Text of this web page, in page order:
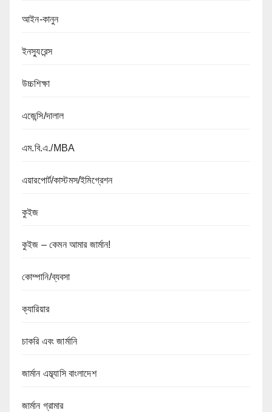
আইন-কানুন
ইনস্যুরেন্স
উচ্চশিক্ষা
এজেন্সি/দালাল
এম.বি.এ./MBA
এয়ারপোর্ট/কাস্টমস/ইমিগ্রেশন
কুইজ
কুইজ – কেমন আমার জার্মান!
কোম্পানি/ব্যবসা
ক্যারিয়ার
চাকরি এবং জার্মানি
জার্মান এম্ব্যাসি বাংলাদেশ
জার্মান গ্রামার